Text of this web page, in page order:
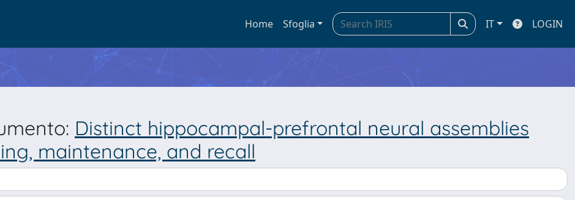
Home Sfoglia IT LOGIN
Distinct hippocampal-prefrontal neural assemblies
maintenance, and recall